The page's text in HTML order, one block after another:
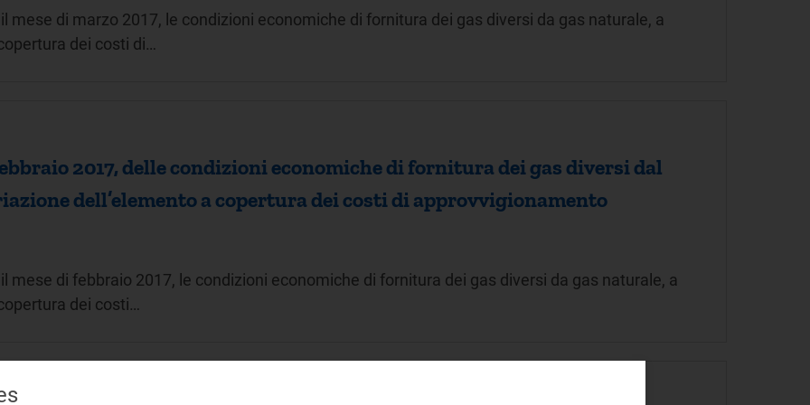
mese di marzo 2017, le condizioni economiche di fornitura dei gas diversi da gas naturale, a
dei costi di…
2017, delle condizioni economiche di fornitura dei gas diversi dal
dell’elemento a copertura dei costi di approvvigionamento
mese di febbraio 2017, le condizioni economiche di fornitura dei gas diversi da gas naturale, a
dei costi…